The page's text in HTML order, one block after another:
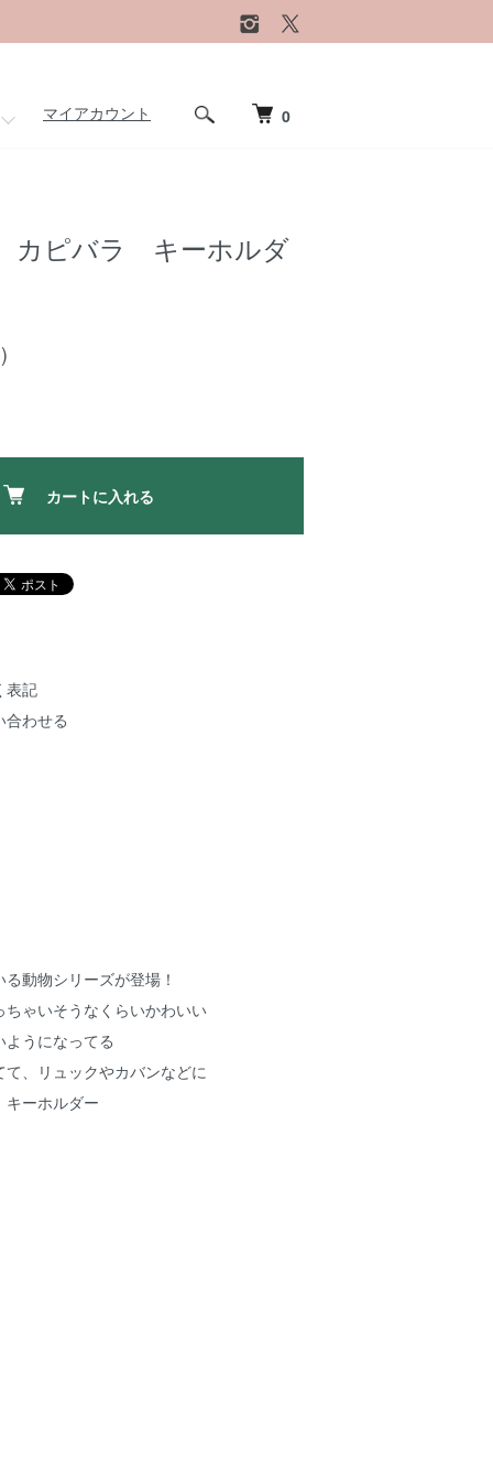
マイアカウント 0
カピバラ キーホルダ
カートに入れる
表記
合わせる
動物シリーズが登場！
ちゃいそうなくらいかわいい
うになってる
、リュックやカバンなどに
キーホルダー